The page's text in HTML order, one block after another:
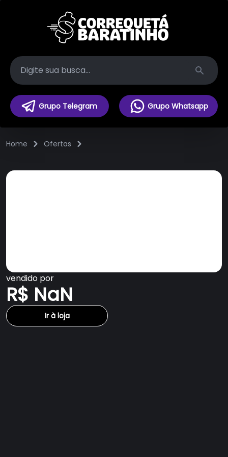
Search
Grupo Telegram Grupo Whatsapp
Home Ofertas
vendido por
R$ NaN
Ir à loja